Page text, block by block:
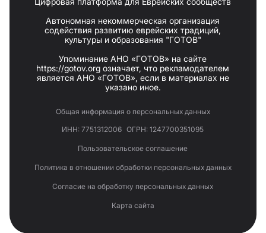
Автономная некоммерческая организация
содействия развитию еврейских традиций,
культуры и образования "ГОТОВ"
Упоминание АНО «ГОТОВ» на сайте
https://gotov.org означает, что рекламодателем
является АНО «ГОТОВ», если в материалах не
указано иное.
Общая информация о персональных данных
ИНН: 7751312006 ОГРН: 1247700351095
Пользовательское соглашение
Политика в отношении обработки персональных данных
Согласие на обработку персональных данных
Карта сайта